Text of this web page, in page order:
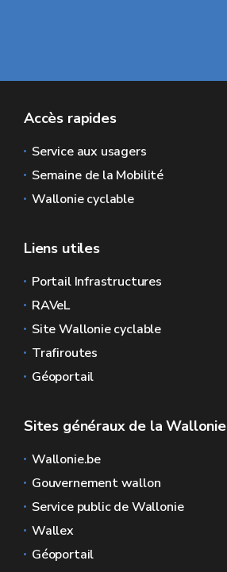
Accès rapides
Service aux usagers
Semaine de la Mobilité
Wallonie cyclable
Liens utiles
Portail Infrastructures
RAVeL
Site Wallonie cyclable
Trafiroutes
Géoportail
Sites généraux de la Wallonie
Wallonie.be
Gouvernement wallon
Service public de Wallonie
Wallex
Géoportail